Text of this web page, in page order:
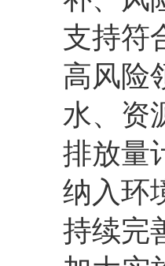
支持符
高风险
水、资
排放量
纳入环
持续完